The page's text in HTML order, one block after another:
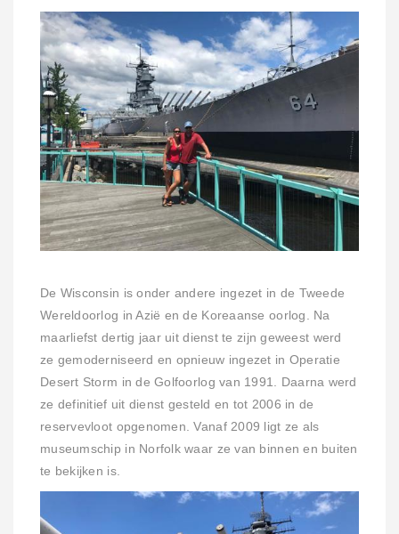
De Wisconsin is onder andere ingezet in de Tweede
Wereldoorlog in Azië en de Koreaanse oorlog. Na
maarliefst dertig jaar uit dienst te zijn geweest werd
ze gemoderniseerd en opnieuw ingezet in Operatie
Desert Storm in de Golfoorlog van 1991. Daarna werd
ze definitief uit dienst gesteld en tot 2006 in de
reservevloot opgenomen. Vanaf 2009 ligt ze als
museumschip in Norfolk waar ze van binnen en buiten
te bekijken is.